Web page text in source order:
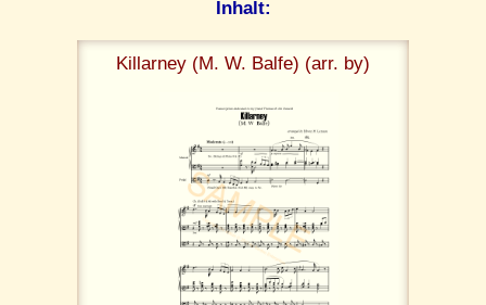
Inhalt:
Killarney (M. W. Balfe) (arr. by)